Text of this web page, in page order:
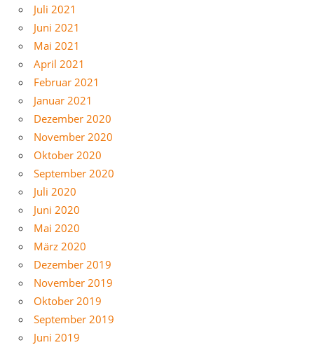
Juli 2021
Juni 2021
Mai 2021
April 2021
Februar 2021
Januar 2021
Dezember 2020
November 2020
Oktober 2020
September 2020
Juli 2020
Juni 2020
Mai 2020
März 2020
Dezember 2019
November 2019
Oktober 2019
September 2019
Juni 2019